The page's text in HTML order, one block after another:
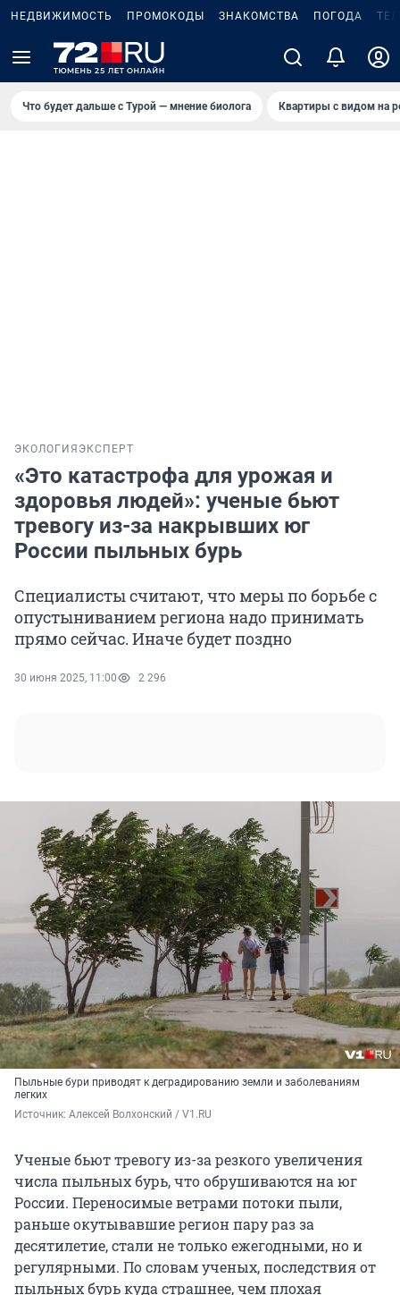
НЕДВИЖИМОСТЬ ПРОМОКОДЫ ЗНАКОМСТВА ПОГОДА
Что будет дальше с Турой — мнение биолога Квартиры с видом на
ЭКОЛОГИЯ ЭКСПЕРТ
«Это катастрофа для урожая и
здоровья людей»: ученые бьют
тревогу из-за накрывших юг
России пыльных бурь
Специалисты считают, что меры по борьбе с
опустыниванием региона надо принимать
прямо сейчас. Иначе будет поздно
30 июня 2025, 11:00 2 296
Пыльные бури приводят к деградированию земли и заболеваниям
легких
Источник: Алексей Волхонский / V1.RU
Ученые бьют тревогу из-за резкого увеличения
числа пыльных бурь, что обрушиваются на юг
России. Переносимые ветрами потоки пыли,
раньше окутывавшие регион пару раз за
десятилетие, стали не только ежегодными, но и
регулярными. По словам ученых, последствия от
пыльных бурь куда страшнее, чем плохая